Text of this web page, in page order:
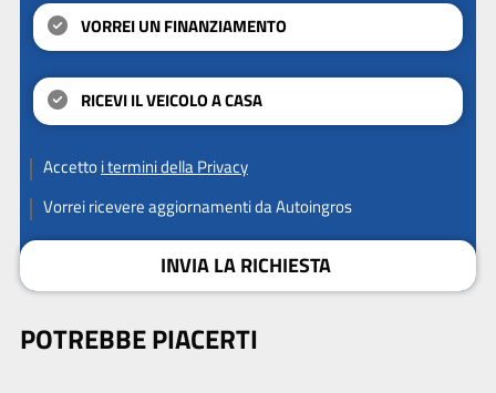
VORREI UN FINANZIAMENTO
RICEVI IL VEICOLO A CASA
Accettoi termini della Privacy
Vorrei ricevere aggiornamenti da Autoingros
INVIA LA RICHIESTA
POTREBBE PIACERTI